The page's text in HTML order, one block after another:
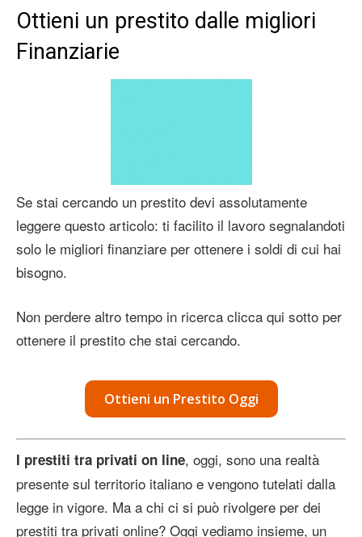
Ottieni un prestito dalle migliori
Finanziarie
Se stai cercando un prestito devi assolutamente
leggere questo articolo: ti facilito il lavoro segnalandoti
solo le migliori finanziare per ottenere i soldi di cui hai
bisogno.
Non perdere altro tempo in ricerca clicca qui sotto per
ottenere il prestito che stai cercando.
Ottieni un Prestito Oggi
I prestiti tra privati on line, oggi, sono una realtà
presente sul territorio italiano e vengono tutelati dalla
legge in vigore. Ma a chi ci si può rivolgere per dei
prestiti tra privati online? Oggi vediamo insieme, un